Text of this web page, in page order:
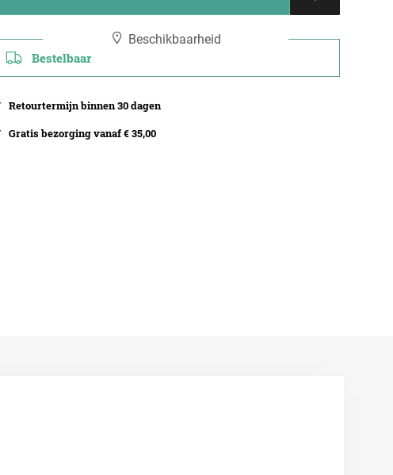
Beschikbaarheid
Bestelbaar
Retourtermijn binnen 30 dagen
Gratis bezorging vanaf € 35,00